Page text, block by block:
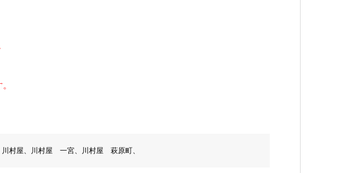
村屋、川村屋 一宮、川村屋 萩原町、